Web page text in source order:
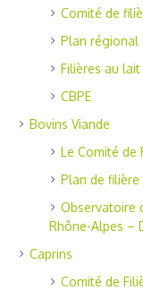
Comité de
Plan régional
Filières au lait
CBPE
Bovins Viande
Le Comité de
Plan de
Observatoire
Rhône-Alpes –
Caprins
Comité de